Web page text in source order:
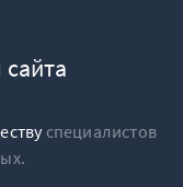
специалистов